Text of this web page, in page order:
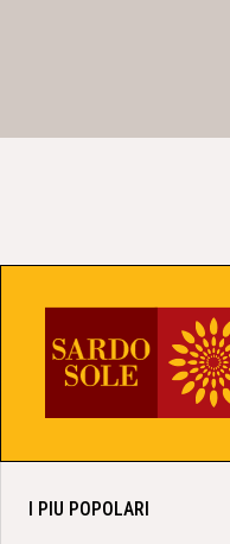
I PIU POPOLARI